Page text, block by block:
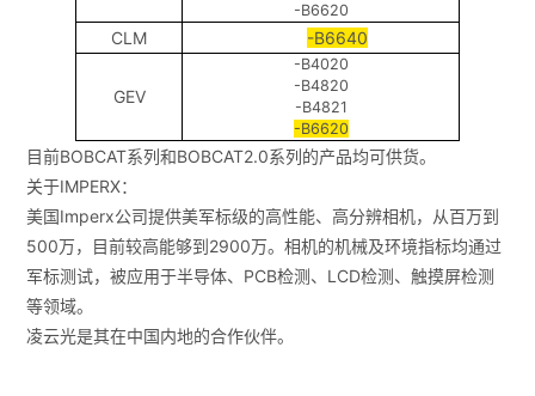
-B6620
CLM -B6640
GEV
-B4020
-B4820
-B4821
-B6620
目前BOBCAT系列和BOBCAT2.0系列的产品均可供货。
关于IMPERX：
美国Imperx公司提供美军标级的高性能、高分辨相机，从百万到
500万，目前较高能够到2900万。相机的机械及环境指标均通过
军标测试，被应用于半导体、PCB检测、LCD检测、触摸屏检测
等领域。
凌云光是其在中国内地的合作伙伴。